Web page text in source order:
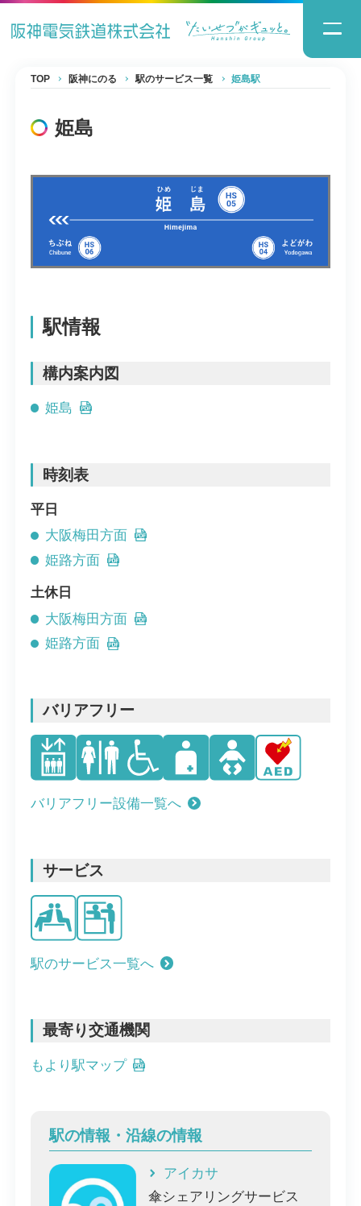
TOP 阪神にのる 駅のサービス一覧 姫島駅
姫島
駅情報
構内案内図
姫島
時刻表
平日
大阪梅田方面
姫路方面
土休日
大阪梅田方面
姫路方面
バリアフリー
バリアフリー設備一覧へ
サービス
駅のサービス一覧へ
最寄り交通機関
もより駅マップ
駅の情報・沿線の情報
アイカサ
傘シェアリングサービス